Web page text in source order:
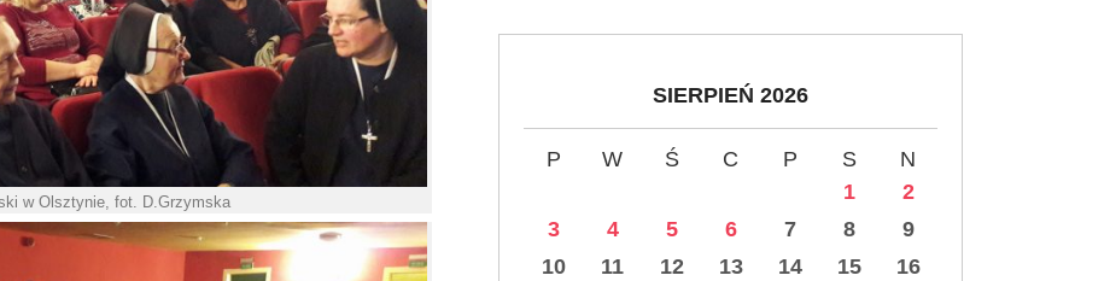
w Olsztynie, fot. D.Grzymska
SIERPIEŃ 2026
P W Ś C P S
N
1
2
3
4 5 6 7 8
9
10
11 12 13 14 15
16